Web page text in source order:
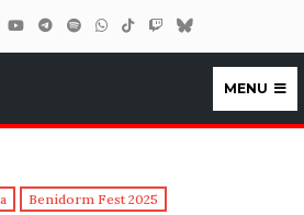
MENU
Benidorm Fest 2025